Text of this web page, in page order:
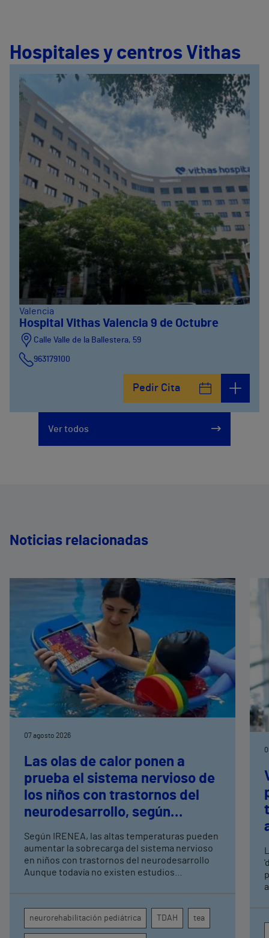
Hospitales y centros Vithas
Valencia
Hospital Vithas Valencia 9 de Octubre
Calle Valle de la Ballestera, 59
963179100
Pedir Cita
Ver todos
Noticias relacionadas
07 agosto 2026
Las olas de calor ponen a
prueba el sistema nervioso de
los niños con trastornos del
neurodesarrollo, según
neurorrehabilitación
pediátrica de Vithas
Según IRENEA, las altas temperaturas pueden
aumentar la sobrecarga del sistema nervioso
en niños con trastornos del neurodesarrollo
Aunque todavía no existen estudios
atención, la regulación emocional y la
conducta
neurorehabilitación pediátrica TDAH tea